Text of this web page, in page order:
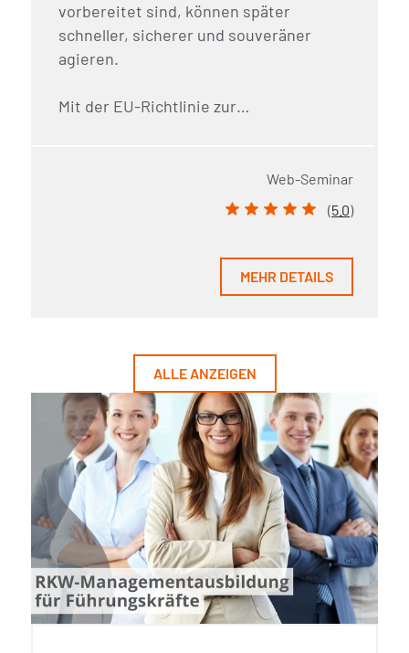
vorbereitet sind, können später
schneller, sicherer und souveräner
agieren.
Mit der EU-Richtlinie zur…
Web-Seminar
(5.0)
MEHR DETAILS
ALLE ANZEIGEN